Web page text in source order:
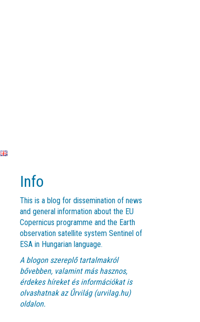
Info
This is a blog for dissemination of news
and general information about the EU
Copernicus programme and the Earth
observation satellite system Sentinel of
ESA in Hungarian language.
A blogon szereplő tartalmakról
bővebben, valamint más hasznos,
érdekes híreket és információkat is
olvashatnak azŰrvilág (urvilag.hu)
oldalon.